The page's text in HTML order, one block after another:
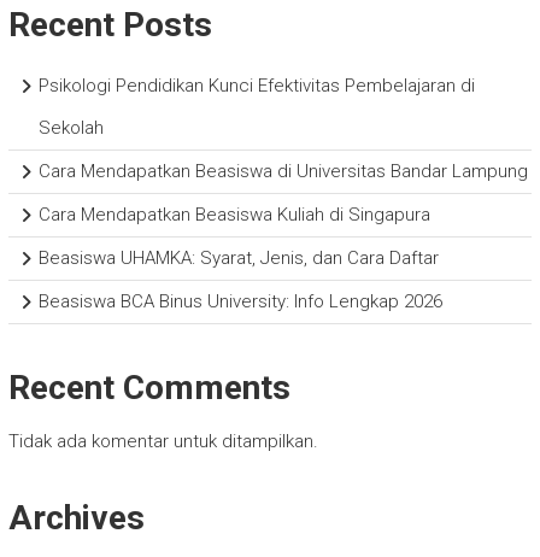
Recent Posts
Psikologi Pendidikan Kunci Efektivitas Pembelajaran di
Sekolah
Cara Mendapatkan Beasiswa di Universitas Bandar Lampung
Cara Mendapatkan Beasiswa Kuliah di Singapura
Beasiswa UHAMKA: Syarat, Jenis, dan Cara Daftar
Beasiswa BCA Binus University: Info Lengkap 2026
Recent Comments
Tidak ada komentar untuk ditampilkan.
Archives